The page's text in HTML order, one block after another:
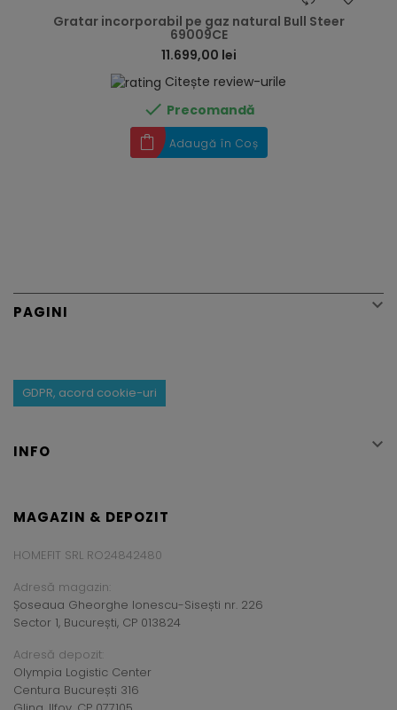
Gratar incorporabil pe gaz natural Bull Steer
69009CE
11.699,00 lei
Citește review-urile
 Precomandă
Adaugă în Coș
PAGINI 
GDPR, acord cookie-uri
INFO 
MAGAZIN & DEPOZIT
HOMEFIT SRL RO24842480
Adresă magazin:
Șoseaua Gheorghe Ionescu-Sisești nr. 226
Sector 1, București, CP 013824
Adresă depozit:
Olympia Logistic Center
Centura București 316